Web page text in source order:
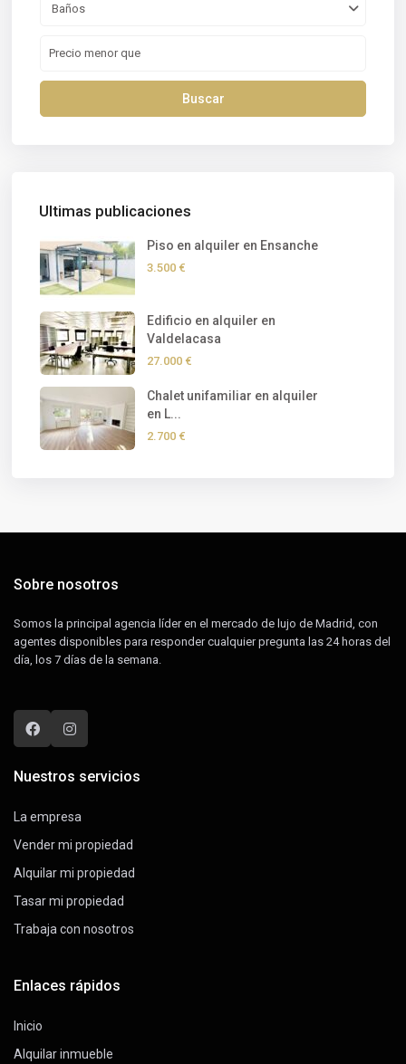
Baños
Buscar
Ultimas publicaciones
Piso en alquiler en Ensanche
3.500 €
Edificio en alquiler en
Valdelacasa
27.000 €
Chalet unifamiliar en alquiler
en L...
2.700 €
Sobre nosotros
Somos la principal agencia líder en el mercado de lujo de Madrid, con
agentes disponibles para responder cualquier pregunta las 24 horas del
día, los 7 días de la semana.
Nuestros servicios
La empresa
Vender mi propiedad
Alquilar mi propiedad
Tasar mi propiedad
Trabaja con nosotros
Enlaces rápidos
Inicio
Alquilar inmueble